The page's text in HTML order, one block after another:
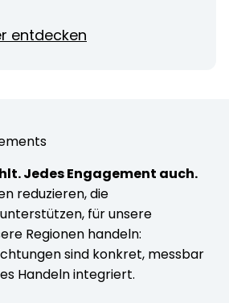
entdecken
Jedes Engagement auch.
reduzieren, die
für unsere
Regionen handeln:
sind konkret, messbar
Handeln integriert.